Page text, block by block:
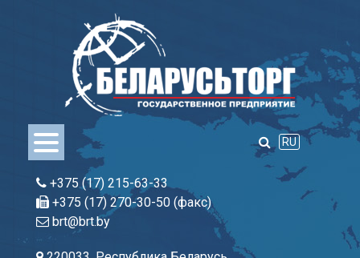
RU
+375 (17) 215-63-33
+375 (17) 270-30-50 (факс)
brt@brt.by